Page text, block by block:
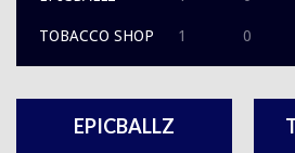
TOBACCO SHOP 1 0
EPICBALLZ